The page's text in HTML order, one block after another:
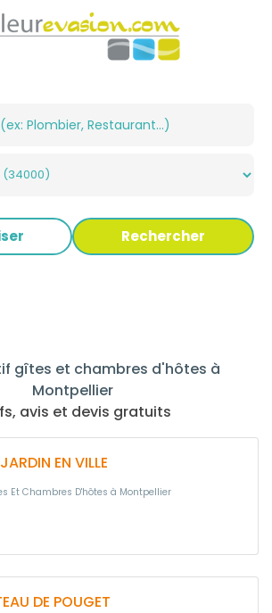
Rechercher
gîtes et chambres d'hôtes à
Montpellier
avis et devis gratuits
EN VILLE
Et Chambres D'hôtes à Montpellier
DE POUGET